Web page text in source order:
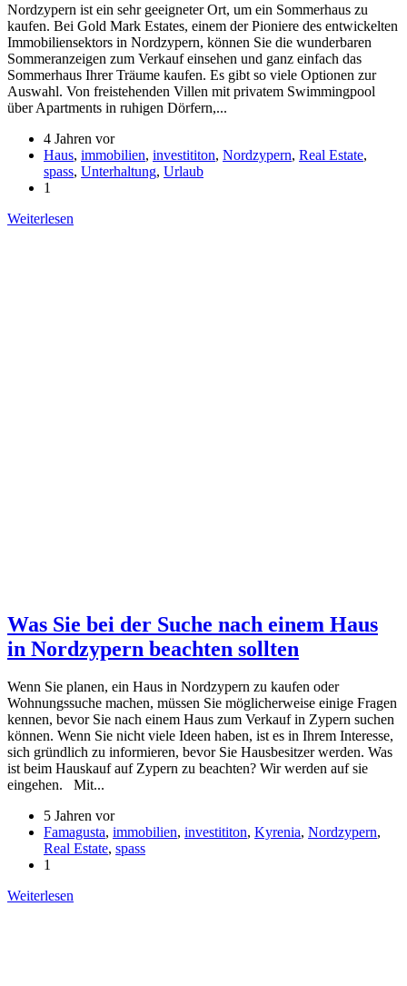
Nordzypern ist ein sehr geeigneter Ort, um ein Sommerhaus zu
kaufen. Bei Gold Mark Estates, einem der Pioniere des entwickelten
Immobiliensektors in Nordzypern, können Sie die wunderbaren
Sommeranzeigen zum Verkauf einsehen und ganz einfach das
Sommerhaus Ihrer Träume kaufen. Es gibt so viele Optionen zur
Auswahl. Von freistehenden Villen mit privatem Swimmingpool
über Apartments in ruhigen Dörfern,...
4 Jahren vor
Haus, immobilien, investititon, Nordzypern, Real Estate,
spass, Unterhaltung, Urlaub
1
Weiterlesen
Was Sie bei der Suche nach einem Haus
in Nordzypern beachten sollten
Wenn Sie planen, ein Haus in Nordzypern zu kaufen oder
Wohnungssuche machen, müssen Sie möglicherweise einige Fragen
kennen, bevor Sie nach einem Haus zum Verkauf in Zypern suchen
können. Wenn Sie nicht viele Ideen haben, ist es in Ihrem Interesse,
sich gründlich zu informieren, bevor Sie Hausbesitzer werden. Was
ist beim Hauskauf auf Zypern zu beachten? Wir werden auf sie
eingehen. Mit...
5 Jahren vor
Famagusta, immobilien, investititon, Kyrenia, Nordzypern,
Real Estate, spass
1
Weiterlesen